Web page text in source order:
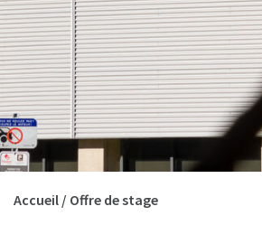
Accueil / Offre de stage